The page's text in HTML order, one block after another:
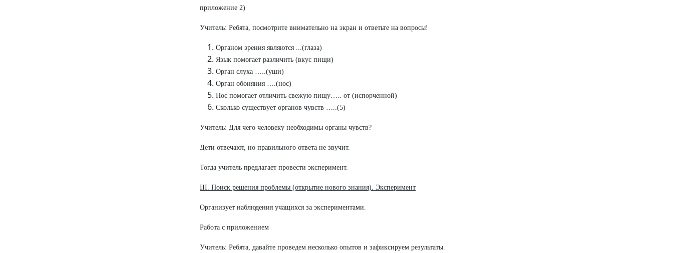
приложение 2)
Учитель: Ребята, посмотрите внимательно на экран и ответьте на вопросы!
Органом зрения являются ...(глаза)
Язык помогает различить (вкус пищи)
Орган слуха …..(уши)
Орган обоняния ….(нос)
Нос помогает отличить свежую пищу….. от (испорченной)
Сколько существует органов чувств …..(5)
Учитель: Для чего человеку необходимы органы чувств?
Дети отвечают, но правильного ответа не звучит.
Тогда учитель предлагает провести эксперимент.
III. Поиск решения проблемы (открытие нового знания). Эксперимент
Организует наблюдения учащихся за экспериментами.
Работа с приложением
Учитель: Ребята, давайте проведем несколько опытов и зафиксируем результаты.